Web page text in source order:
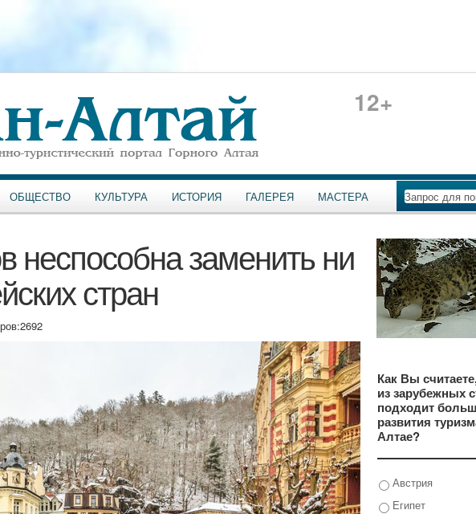
12+
ОБЩЕСТВО КУЛЬТУРА ИСТОРИЯ ГАЛЕРЕЯ МАСТЕРА
неспособна заменить ни
стран
2692
Как Вы
из зарубежных
подходит
развития
Алтае?
Австрия
Египет